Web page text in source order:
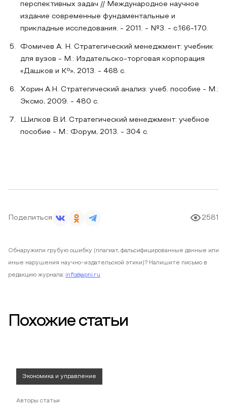
перспективных задач // Международное научное
издание современные фундаментальные и
прикладные исследования. - 2011. - №3. - с.166-170.
Фомичев А. Н. Стратегический менеджмент: учебник
для вузов - М.: Издательско-торговая корпорация
«Дашков и Кº», 2013. - 468 с.
Хорин А.Н. Стратегический анализ: учеб. пособие - М.:
Эксмо, 2009. - 480 с.
Шилков В.И. Стратегический менеджмент: учебное
пособие - М.: Форум, 2013. - 304 с.
Поделиться 2581
Обнаружили грубую ошибку (плагиат, фальсифицированные данные или
иные нарушения научно-издательской этики)? Напишите письмо в
редакцию журнала: info@apni.ru
Похожие статьи
Экономика и управление
Авторы статьи